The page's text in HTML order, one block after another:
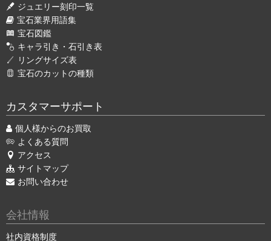
ジュエリー刻印一覧
宝石業界用語集
宝石図鑑
キャラ引き・石引き表
リングサイズ表
宝石のカットの種類
カスタマーサポート
個人様からのお買取
よくある質問
アクセス
サイトマップ
お問い合わせ
会社情報
社内資格制度